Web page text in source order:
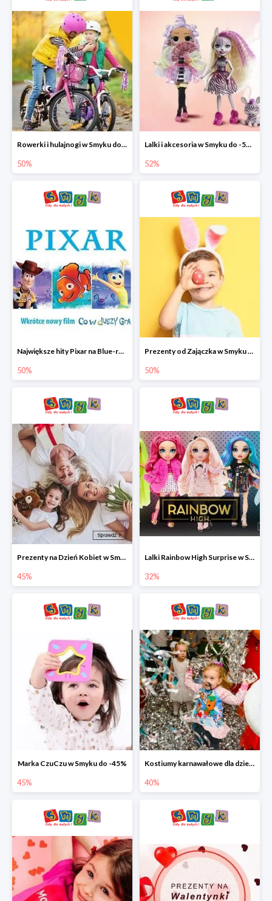
Rowerki i hulajnogi w Smyku do -50%
50%
Lalki i akcesoria w Smyku do -52%
52%
Największe hity Pixar na Blue-rey i DVD w Smyku - drugi film -50%
50%
Prezenty od Zajączka w Smyku do -50%
50%
Prezenty na Dzień Kobiet w Smyku do -45%
45%
Lalki Rainbow High Surprise w Smyku do -35%
32%
Marka CzuCzu w Smyku do -45%
45%
Kostiumy karnawałowe dla dzieci w Smyku do -40%
40%